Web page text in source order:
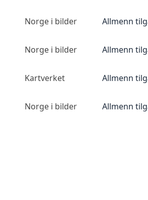
Norge i bilder Allmenn
Norge i bilder Allmenn
Kartverket Allmenn
Norge i bilder Allmenn